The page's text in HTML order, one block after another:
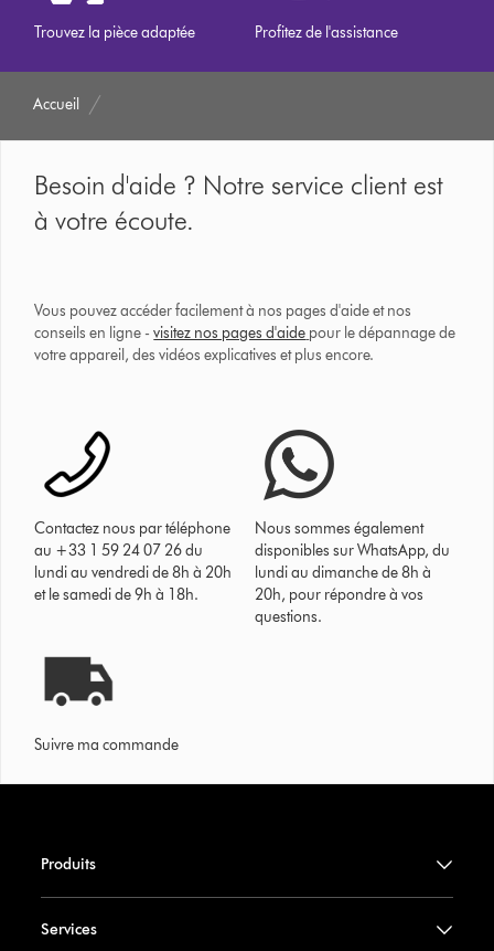
Trouvez la pièce adaptée Profitez de l'assistance
Accueil
Besoin d'aide ? Notre service client est
à votre écoute.
Vous pouvez accéder facilement à nos pages d'aide et nos
conseils en ligne -visitez nos pages d'aide pour le dépannage de
votre appareil, des vidéos explicatives et plus encore.
Contactez nous par téléphone
au +33 1 59 24 07 26 du
lundi au vendredi de 8h à 20h
et le samedi de 9h à 18h.
Nous sommes également
disponibles sur WhatsApp, du
lundi au dimanche de 8h à
20h, pour répondre à vos
questions.
Suivre ma commande
Produits
Services